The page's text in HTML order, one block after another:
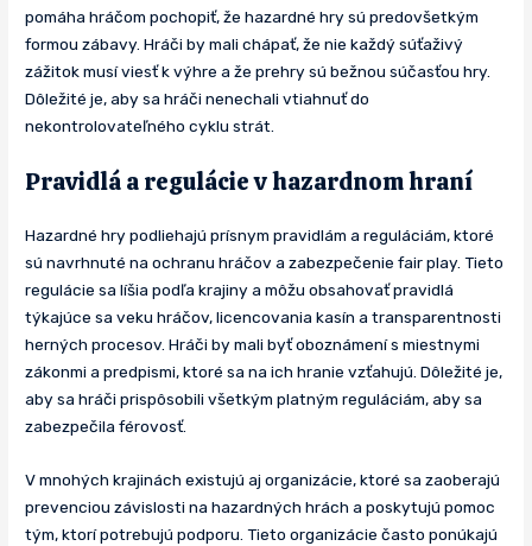
pomáha hráčom pochopiť, že hazardné hry sú predovšetkým
formou zábavy. Hráči by mali chápať, že nie každý súťaživý
zážitok musí viesť k výhre a že prehry sú bežnou súčasťou hry.
Dôležité je, aby sa hráči nenechali vtiahnuť do
nekontrolovateľného cyklu strát.
Pravidlá a regulácie v hazardnom hraní
Hazardné hry podliehajú prísnym pravidlám a reguláciám, ktoré
sú navrhnuté na ochranu hráčov a zabezpečenie fair play. Tieto
regulácie sa líšia podľa krajiny a môžu obsahovať pravidlá
týkajúce sa veku hráčov, licencovania kasín a transparentnosti
herných procesov. Hráči by mali byť oboznámení s miestnymi
zákonmi a predpismi, ktoré sa na ich hranie vzťahujú. Dôležité je,
aby sa hráči prispôsobili všetkým platným reguláciám, aby sa
zabezpečila férovosť.
V mnohých krajinách existujú aj organizácie, ktoré sa zaoberajú
prevenciou závislosti na hazardných hrách a poskytujú pomoc
tým, ktorí potrebujú podporu. Tieto organizácie často ponúkajú